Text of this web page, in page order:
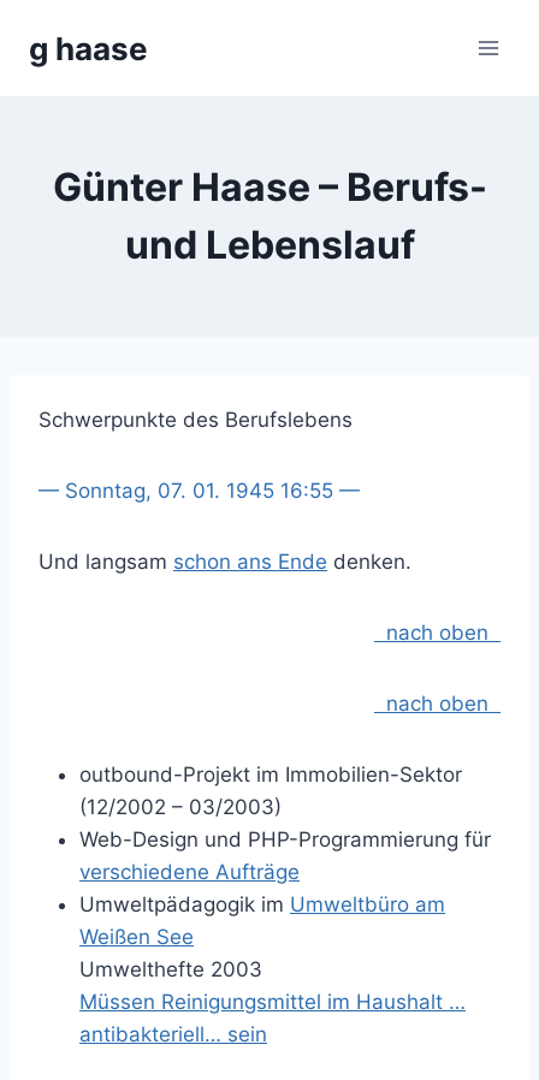
Inhaltg haase
Günter Haase – Berufs-
und Lebenslauf
Schwerpunkte des Berufslebens
— Sonntag, 07. 01. 1945 16:55 —
Und langsam schon ans Ende denken.
nach oben
nach oben
outbound-Projekt im Immobilien-Sektor
(12/2002 – 03/2003)
Web-Design und PHP-Programmierung für
verschiedene Aufträge
Umweltpädagogik im Umweltbüro am
Weißen See
Umwelthefte 2003
Müssen Reinigungsmittel im Haushalt …
antibakteriell… sein